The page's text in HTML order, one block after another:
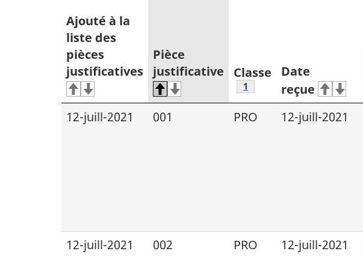
Ajouté à la
liste des
pièces
justificatives
Pièce
justificative
Classe
Note de bas de page
1
Date
reçue
12-juill-2021
001 PRO 12-juill-2021
12-juill-2021 002 PRO 12-juill-2021